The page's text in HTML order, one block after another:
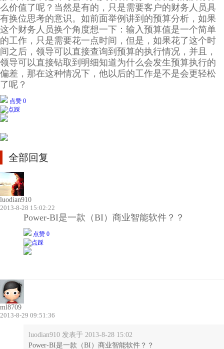
么价值了呢？当然是有的，只是需要客户的财务人员具
有换位思考的意识。如前面举例讲到的预算分析，如果
这个财务人员换个角度想一下：输入预算值是一个简单
的工作，只是需要花一点时间，但是，如果花了这个时
间之后，领导可以直接查询到预算的执行情况，并且，
领导可以直接钻取到明细知道为什么会发生预算执行的
偏差，那在这种情况下，他以后的工作是不是会更轻松
了呢？
点赞 0
全部回复
luodian910
2013-8-28 15:02:22
Power-BI是一款（BI）商业智能软件？？
点赞 0
ml8709
2013-8-29 09:51:36
luodian910 发表于 2013-8-28 15:02
Power-BI是一款（BI）商业智能软件？？